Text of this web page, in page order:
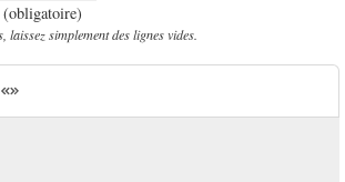
(obligatoire)
laissez simplement des lignes vides.